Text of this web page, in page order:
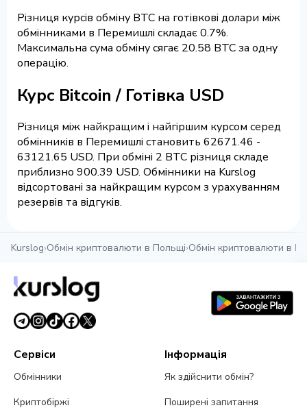
Різниця курсів обміну BTC на готівкові долари між
обмінниками в Перемишлі складає 0.7%.
Максимальна сума обміну сягає 20.58 BTC за одну
операцію.
Курс Bitcoin / Готівка USD
Різниця між найкращим і найгіршим курсом серед
обмінників в Перемишлі становить 62671.46 -
63121.65 USD. При обміні 2 BTC різниця складе
приблизно 900.39 USD. Обмінники на Kurslog
відсортовані за найкращим курсом з урахуванням
резервів та відгуків.
Kurslog›Обмін криптовалюти в Польщі›Обмін криптовалюти в
Сервіси
Обмінники
Криптобіржі
Інформація
Як здійснити обмін?
Поширені запитання